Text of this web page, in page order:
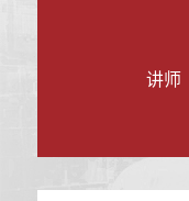
讲师